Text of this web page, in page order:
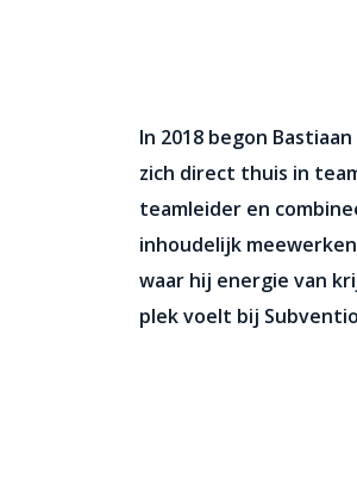
In 2018 begon
zich direct thuis in
teamleider en
inhoudelijk
waar hij energie van
plek voelt bij